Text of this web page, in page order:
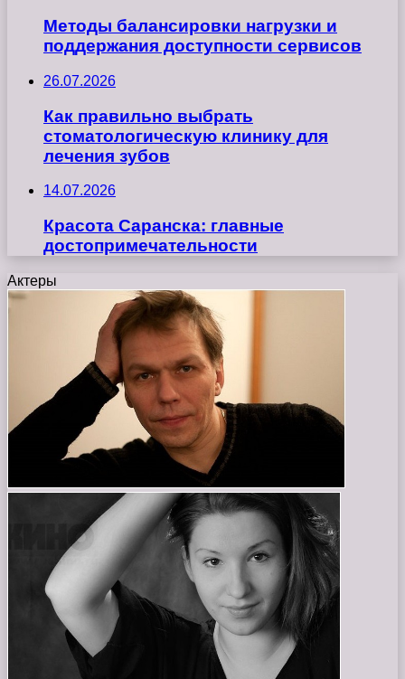
Методы балансировки нагрузки и
поддержания доступности сервисов
26.07.2026
Как правильно выбрать
стоматологическую клинику для
лечения зубов
14.07.2026
Красота Саранска: главные
достопримечательности
Актеры